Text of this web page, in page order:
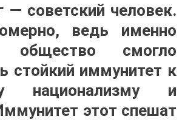
— советский человек.
ведь именно
общество смогло
стойкий иммунитет к
национализму и
этот спешат